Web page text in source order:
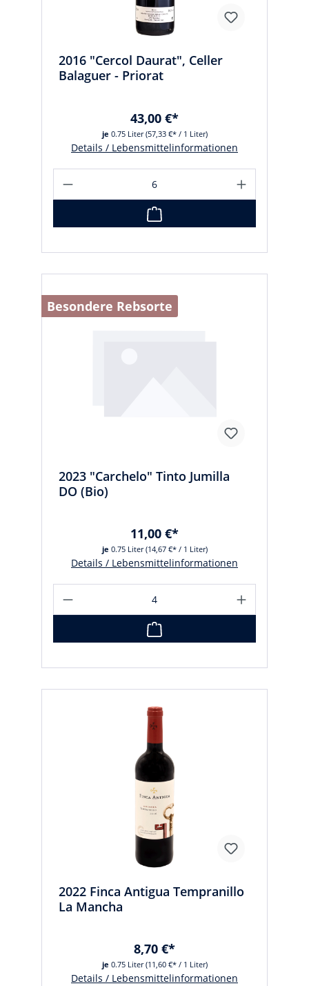
2016 "Cercol Daurat", Celler
Balaguer - Priorat
je 0.75 Liter(57,33 €* / 1 Liter)
43,00 €*
Details / Lebensmittelinformationen
Besondere Rebsorte
2023 "Carchelo" Tinto Jumilla
DO (Bio)
je 0.75 Liter(14,67 €* / 1 Liter)
11,00 €*
Details / Lebensmittelinformationen
2022 Finca Antigua Tempranillo
La Mancha
je 0.75 Liter(11,60 €* / 1 Liter)
8,70 €*
Details / Lebensmittelinformationen